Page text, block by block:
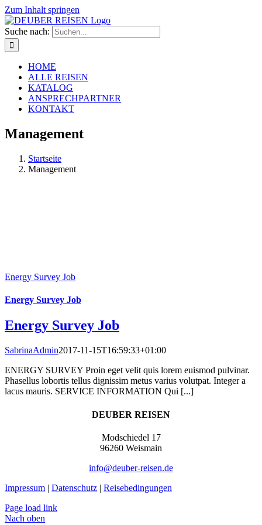
Zum Inhalt springen
Suche nach:
HOME
ALLE REISEN
KATALOG
ANSPRECHPARTNER
KONTAKT
Management
Startseite
Management
Energy Survey Job
Energy Survey Job
Energy Survey Job
SabrinaAdmin2017-11-15T16:59:33+01:00
ENERGY SURVEY Proin eget velit quis lorem euismod pulvinar.
Phasellus lobortis tellus dignissim metus varius volutpat. Integer a
lacus mauris. SERVICE INFORMATION Qui [...]
DEUBER REISEN
Modschiedel 17
96260 Weismain
info@deuber-reisen.de
Impressum | Datenschutz | Reisebedingungen
Page load link
Nach oben